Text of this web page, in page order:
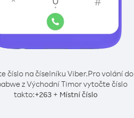
číslo na číselníku Viber.Pro volání do
z Východní Timor vytočte číslo
takto:+263+ Místní číslo